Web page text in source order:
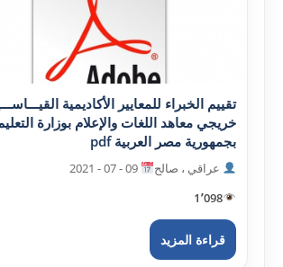
تقييم الخبراء للمعايير الأکاديمية
خريجي معاهد اللغات والإعلام بوزارة
بجمهورية مصر العربية pdf
عراقي ، صالح
1٬098
قراءة المزيد